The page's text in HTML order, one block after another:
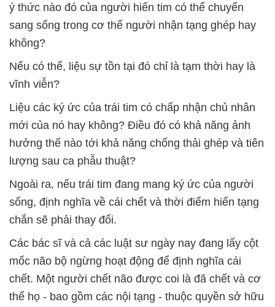
ý thức nào đó của người hiến tim có thể chuyển
sang sống trong cơ thể người nhận tạng ghép hay
không?
Nếu có thể, liệu sự tồn tại đó chỉ là tạm thời hay là
vĩnh viễn?
Liệu các ký ức của trái tim có chấp nhận chủ nhân
mới của nó hay không? Điều đó có khả năng ảnh
hưởng thế nào tới khả năng chống thải ghép và tiên
lượng sau ca phẫu thuật?
Ngoài ra, nếu trái tim đang mang ký ức của người
sống, định nghĩa về cái chết và thời điểm hiến tạng
chắn sẽ phải thay đổi.
Các bác sĩ và cả các luật sư ngày nay đang lấy cột
mốc não bộ ngừng hoạt động để định nghĩa cái
chết. Một người chết não được coi là đã chết và cơ
thể họ - bao gồm các nội tạng - thuộc quyền sở hữu